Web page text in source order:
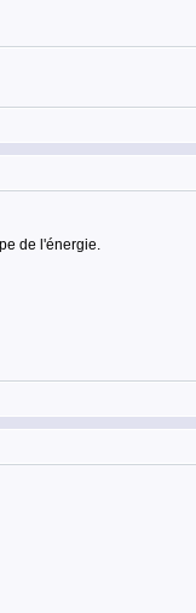
de l'énergie.